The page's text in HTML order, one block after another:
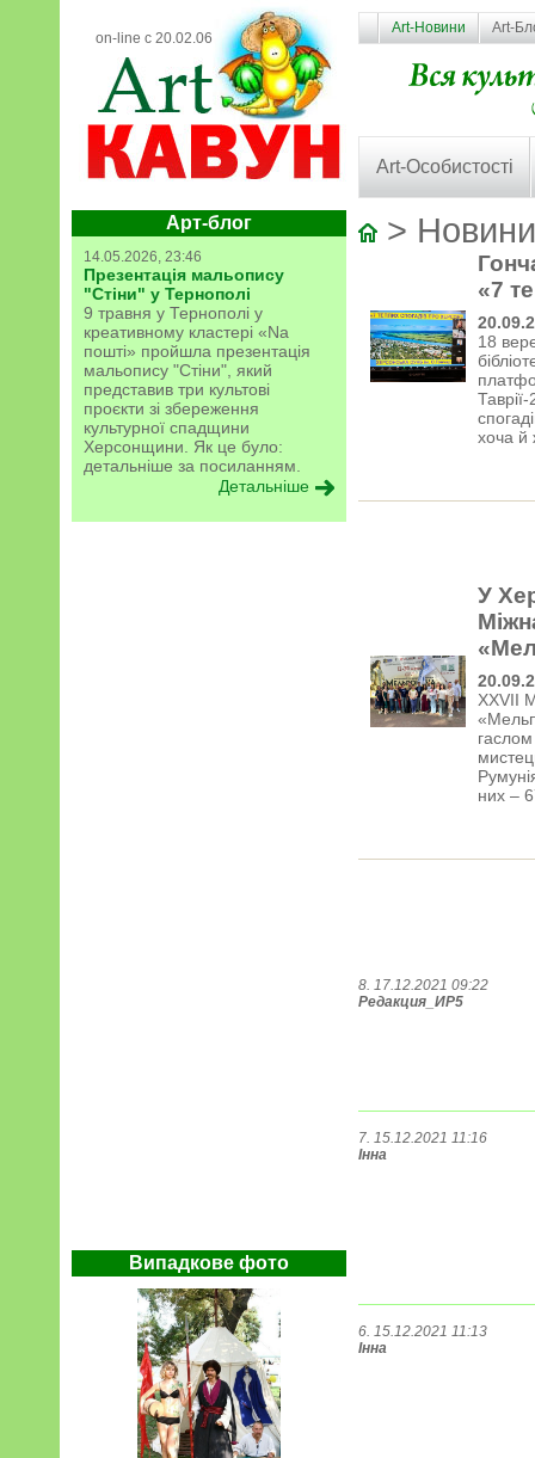
on-line с 20.02.06
Art-Новини Art-
Art-Особистості
Арт-блог
14.05.2026, 23:46
Презентація мальопису
"Стіни" у Тернополі
9 травня у Тернополі у
креативному кластері «Na
пошті» пройшла презентація
мальопису "Стіни", який
представив три культові
проєкти зі збереження
культурної спадщини
Херсонщини. Як це було:
детальніше за посиланням.
Детальніше
Випадкове фото
> Новини
«7
18
хоча й
У
XXVII
них –
8. 17.12.2021 09:22
Редакция_ИР5
7. 15.12.2021 11:16
Інна
6. 15.12.2021 11:13
Інна